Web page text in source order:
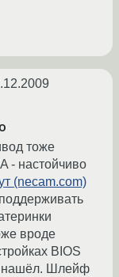
тоже
- настойчиво
(necam.com)
вроде
BIOS
нашёл. Шлейф